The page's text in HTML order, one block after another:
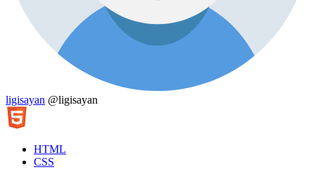
ligisayan @ligisayan
HTML
CSS